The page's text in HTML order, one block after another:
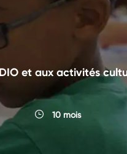
et aux activités
10 mois